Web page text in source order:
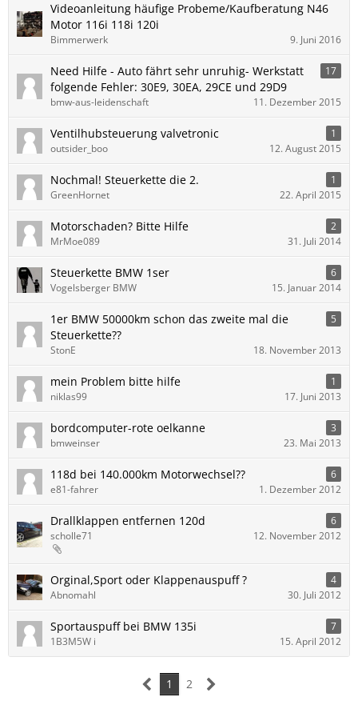
Videoanleitung häufige Probeme/Kaufberatung N46
Motor 116i 118i 120i
Bimmerwerk 9. Juni 2016
Need Hilfe - Auto fährt sehr unruhig- Werkstatt
folgende Fehler: 30E9, 30EA, 29CE und 29D9
17
bmw-aus-leidenschaft 11. Dezember 2015
Ventilhubsteuerung valvetronic
1
outsider_boo
12. August 2015
Nochmal! Steuerkette die 2.
1
GreenHornet
22. April 2015
Motorschaden? Bitte Hilfe
2
MrMoe089
31. Juli 2014
Steuerkette BMW 1ser
6
Vogelsberger BMW
15. Januar 2014
1er BMW 50000km schon das zweite mal die
Steuerkette??
5
StonE 18. November 2013
mein Problem bitte hilfe
1
niklas99
17. Juni 2013
bordcomputer-rote oelkanne
3
bmweinser
23. Mai 2013
118d bei 140.000km Motorwechsel??
6
e81-fahrer
1. Dezember 2012
Drallklappen entfernen 120d
6
scholle71
12. November 2012
Orginal,Sport oder Klappenauspuff ?
4
Abnomahl
30. Juli 2012
Sportauspuff bei BMW 135i
7
1B3M5W i
15. April 2012
1 2